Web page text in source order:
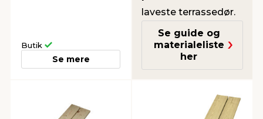
Butik
Se mere
laveste terrassedør.
Se guide og
materialeliste
her